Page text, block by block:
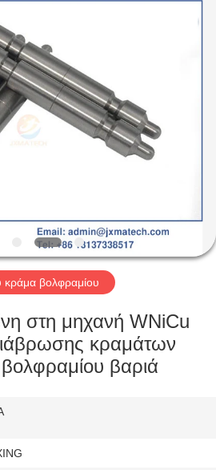
κράμα βολφραμίου
στη μηχανή WNiCu
κραμάτων
βαριά